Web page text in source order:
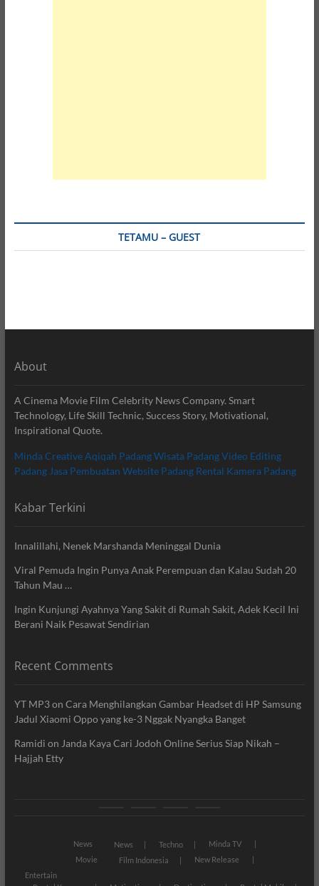
TETAMU – GUEST
About
A Cinema Movie Film Celebrity News Company. Smart
Technology, Life Skill Technic, Success Story, Motivational,
Inspirational Quote.
Minda CreativeAqiqah PadangWisata PadangVideo Editing
Padang Jasa Pembuatan Website Padang Rental Kamera Padang
Kabar Terkini
Innalillahi, Nenek Marshanda Meninggal Dunia
Viral Pemuda Ingin Punya Anak Perempuan dan Kalau Sudah 20
Tahun Mau …
Ingin Kunjungi Ayahnya Yang Sakit di Rumah Sakit, Adek Kecil Ini
Berani Naik Pesawat Sendirian
Recent Comments
YT MP3on Cara Menghilangkan Gambar Headset di HP Samsung
Jadul Xiaomi Oppo yang ke-3 Nggak Nyangka Banget
Ramidi on Janda Kaya Cari Jodoh Online Serius Siap Nikah –
Hajjah Etty
News News Techno
Minda TV
Movie
Film Indonesia
New Release
Entertain